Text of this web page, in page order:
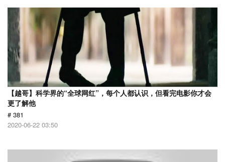
【越哥】科学界的“全球网红”，每个人都认识，但看完电影你才会
更了解他
# 381
2020-06-22 03:50